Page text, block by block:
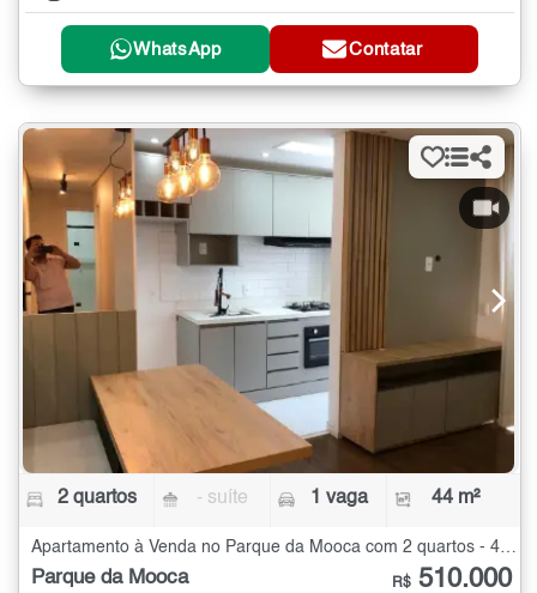
WhatsApp Contatar
2 quartos - suíte 1 vaga 44 m²
Apartamento à Venda no Parque da Mooca com 2 quartos - 44 m²
Parque da Mooca R$ 510.000